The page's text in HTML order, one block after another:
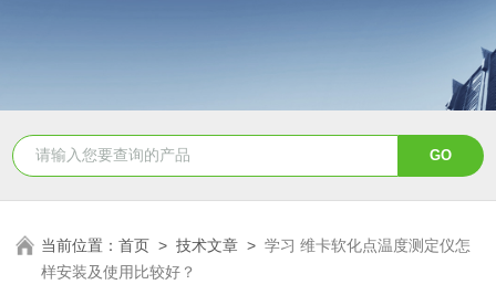
当前位置：首页 >技术文章 >学习 维卡软化点温度测定仪怎
样安装及使用比较好？